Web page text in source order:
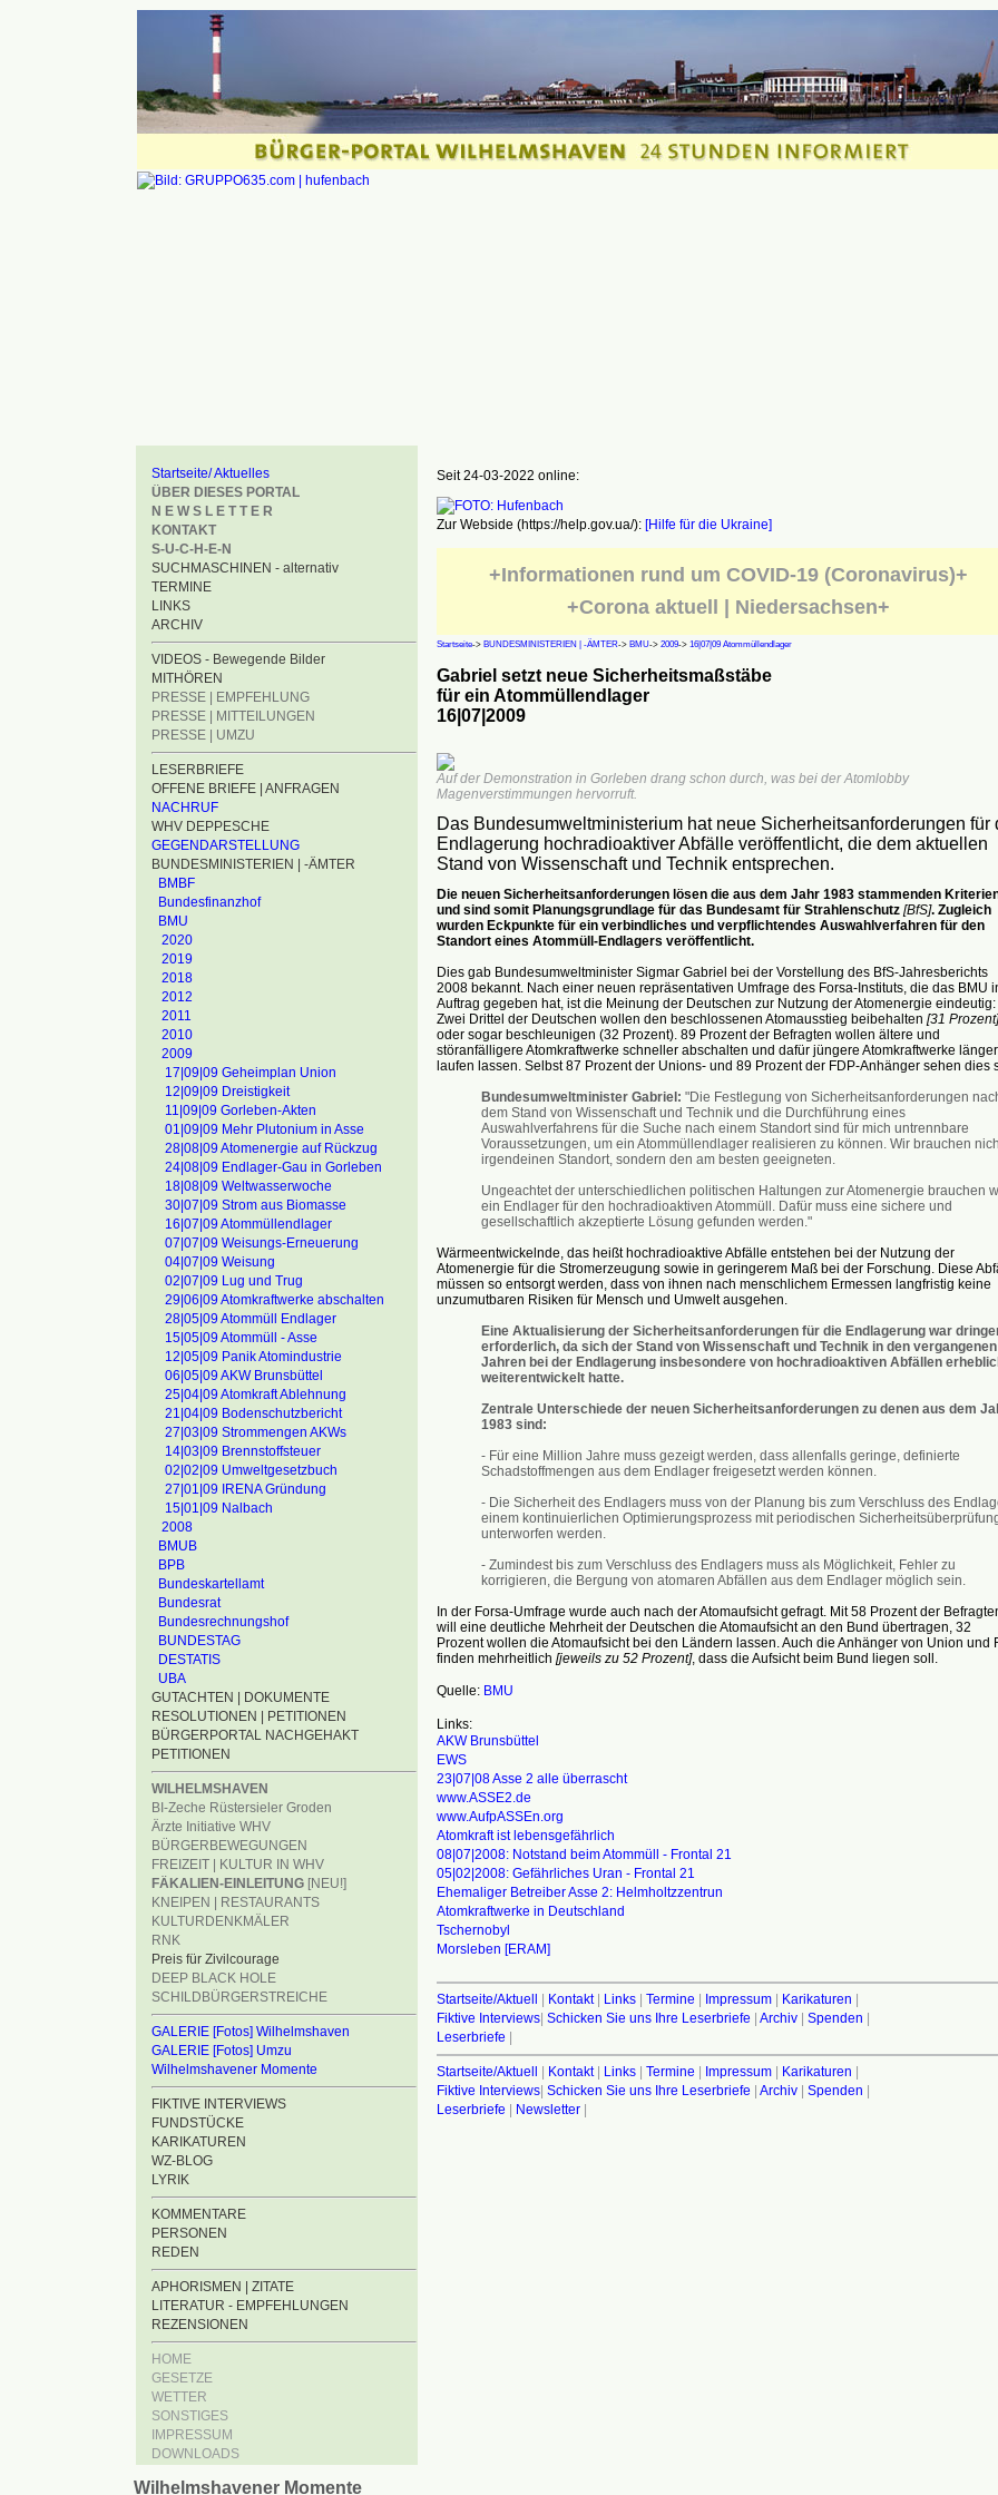
Startseite/ Aktuelles
ÜBER DIESES PORTAL
N E W S L E T T E R
KONTAKT
S-U-C-H-E-N
SUCHMASCHINEN - alternativ
TERMINE
LINKS
ARCHIV
VIDEOS - Bewegende Bilder
MITHÖREN
PRESSE | EMPFEHLUNG
PRESSE | MITTEILUNGEN
PRESSE | UMZU
LESERBRIEFE
OFFENE BRIEFE | ANFRAGEN
NACHRUF
WHV DEPPESCHE
GEGENDARSTELLUNG
BUNDESMINISTERIEN | -ÄMTER
BMBF
Bundesfinanzhof
BMU
2020
2019
2018
2012
2011
2010
2009
17|09|09 Geheimplan Union
12|09|09 Dreistigkeit
11|09|09 Gorleben-Akten
01|09|09 Mehr Plutonium in Asse
28|08|09 Atomenergie auf Rückzug
24|08|09 Endlager-Gau in Gorleben
18|08|09 Weltwasserwoche
30|07|09 Strom aus Biomasse
16|07|09 Atommüllendlager
07|07|09 Weisungs-Erneuerung
04|07|09 Weisung
02|07|09 Lug und Trug
29|06|09 Atomkraftwerke abschalten
28|05|09 Atommüll Endlager
15|05|09 Atommüll - Asse
12|05|09 Panik Atomindustrie
06|05|09 AKW Brunsbüttel
25|04|09 Atomkraft Ablehnung
21|04|09 Bodenschutzbericht
27|03|09 Strommengen AKWs
14|03|09 Brennstoffsteuer
02|02|09 Umweltgesetzbuch
27|01|09 IRENA Gründung
15|01|09 Nalbach
2008
BMUB
BPB
Bundeskartellamt
Bundesrat
Bundesrechnungshof
BUNDESTAG
DESTATIS
UBA
GUTACHTEN | DOKUMENTE
RESOLUTIONEN | PETITIONEN
BÜRGERPORTAL NACHGEHAKT
PETITIONEN
WILHELMSHAVEN
BI-Zeche Rüstersieler Groden
Ärzte Initiative WHV
BÜRGERBEWEGUNGEN
FREIZEIT | KULTUR IN WHV
FÄKALIEN-EINLEITUNG [NEU!]
KNEIPEN | RESTAURANTS
KULTURDENKMÄLER
RNK
Preis für Zivilcourage
DEEP BLACK HOLE
SCHILDBÜRGERSTREICHE
GALERIE [Fotos] Wilhelmshaven
GALERIE [Fotos] Umzu
Wilhelmshavener Momente
FIKTIVE INTERVIEWS
FUNDSTÜCKE
KARIKATUREN
WZ-BLOG
LYRIK
KOMMENTARE
PERSONEN
REDEN
APHORISMEN | ZITATE
LITERATUR - EMPFEHLUNGEN
REZENSIONEN
HOME
GESETZE
WETTER
SONSTIGES
IMPRESSUM
DOWNLOADS
Seit 24-03-2022 online:
Zur Webside (https://help.gov.ua/): [Hilfe für die Ukraine]
+Informationen rund um COVID-19 (Coronavirus)+
+Corona aktuell | Niedersachsen+
Startseite-> BUNDESMINISTERIEN | -ÄMTER-> BMU-> 2009-> 16|07|09 Atommüllendlager
Gabriel setzt neue Sicherheitsmaßstäbe
für ein Atommüllendlager
16|07|2009
Auf der Demonstration in Gorleben drang schon durch, was bei der Atomlobby
Magenverstimmungen hervorruft.
Das Bundesumweltministerium hat neue Sicherheitsanforderungen für
Endlagerung hochradioaktiver Abfälle veröffentlicht, die dem aktuellen
Stand von Wissenschaft und Technik entsprechen.
Die neuen Sicherheitsanforderungen lösen die aus dem Jahr 1983 stammenden
und sind somit Planungsgrundlage für das Bundesamt für Strahlenschutz [BfS]. Zugleich
wurden Eckpunkte für ein verbindliches und verpflichtendes Auswahlverfahren für den
Standort eines Atommüll-Endlagers veröffentlicht.
Dies gab Bundesumweltminister Sigmar Gabriel bei der Vorstellung des BfS-Jahresberichts
2008 bekannt. Nach einer neuen repräsentativen Umfrage des Forsa-Instituts, die das BMU
Auftrag gegeben hat, ist die Meinung der Deutschen zur Nutzung der Atomenergie eindeutig:
Zwei Drittel der Deutschen wollen den beschlossenen Atomausstieg beibehalten [31 Prozent]
oder sogar beschleunigen (32 Prozent). 89 Prozent der Befragten wollen ältere und
störanfälligere Atomkraftwerke schneller abschalten und dafür jüngere Atomkraftwerke länger
laufen lassen. Selbst 87 Prozent der Unions- und 89 Prozent der FDP-Anhänger sehen dies
Bundesumweltminister Gabriel: "Die Festlegung von Sicherheitsanforderungen
dem Stand von Wissenschaft und Technik und die Durchführung eines
Auswahlverfahrens für die Suche nach einem Standort sind für mich untrennbare
Voraussetzungen, um ein Atommüllendlager realisieren zu können. Wir brauchen
irgendeinen Standort, sondern den am besten geeigneten.
Ungeachtet der unterschiedlichen politischen Haltungen zur Atomenergie brauchen
ein Endlager für den hochradioaktiven Atommüll. Dafür muss eine sichere und
gesellschaftlich akzeptierte Lösung gefunden werden."
Wärmeentwickelnde, das heißt hochradioaktive Abfälle entstehen bei der Nutzung der
Atomenergie für die Stromerzeugung sowie in geringerem Maß bei der Forschung. Diese
müssen so entsorgt werden, dass von ihnen nach menschlichem Ermessen langfristig keine
unzumutbaren Risiken für Mensch und Umwelt ausgehen.
Eine Aktualisierung der Sicherheitsanforderungen für die Endlagerung war
erforderlich, da sich der Stand von Wissenschaft und Technik in den
Jahren bei der Endlagerung insbesondere von hochradioaktiven Abfällen
weiterentwickelt hatte.
Zentrale Unterschiede der neuen Sicherheitsanforderungen zu denen aus dem
1983 sind:
- Für eine Million Jahre muss gezeigt werden, dass allenfalls geringe, definierte
Schadstoffmengen aus dem Endlager freigesetzt werden können.
- Die Sicherheit des Endlagers muss von der Planung bis zum Verschluss des
einem kontinuierlichen Optimierungsprozess mit periodischen
unterworfen werden.
- Zumindest bis zum Verschluss des Endlagers muss als Möglichkeit, Fehler zu
korrigieren, die Bergung von atomaren Abfällen aus dem Endlager möglich sein.
In der Forsa-Umfrage wurde auch nach der Atomaufsicht gefragt. Mit 58 Prozent der
will eine deutliche Mehrheit der Deutschen die Atomaufsicht an den Bund übertragen, 32
Prozent wollen die Atomaufsicht bei den Ländern lassen. Auch die Anhänger von Union und
finden mehrheitlich [jeweils zu 52 Prozent], dass die Aufsicht beim Bund liegen soll.
Quelle: BMU
Links:
AKW Brunsbüttel
EWS
23|07|08 Asse 2 alle überrascht
www.ASSE2.de
www.AufpASSEn.org
Atomkraft ist lebensgefährlich
08|07|2008: Notstand beim Atommüll - Frontal 21
05|02|2008: Gefährliches Uran - Frontal 21
Ehemaliger Betreiber Asse 2: Helmholtzzentrun
Atomkraftwerke in Deutschland
Tschernobyl
Morsleben [ERAM]
Startseite/Aktuell | Kontakt| Links| Termine | Impressum| Karikaturen |
Fiktive Interviews| Schicken Sie uns Ihre Leserbriefe | Archiv| Spenden |
Leserbriefe |
Startseite/Aktuell | Kontakt| Links| Termine | Impressum| Karikaturen |
Fiktive Interviews| Schicken Sie uns Ihre Leserbriefe | Archiv| Spenden |
Leserbriefe | Newsletter|
Wilhelmshavener Momente